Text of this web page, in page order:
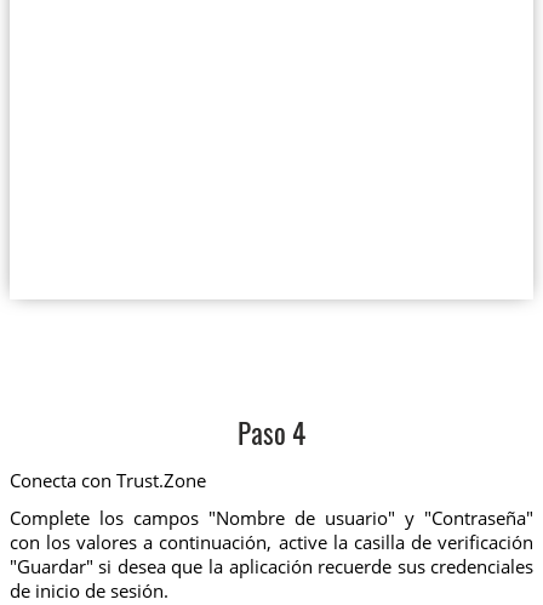
Paso 4
Conecta con Trust.Zone
Complete los campos "Nombre de usuario" y "Contraseña"
con los valores a continuación, active la casilla de verificación
"Guardar" si desea que la aplicación recuerde sus credenciales
de inicio de sesión.